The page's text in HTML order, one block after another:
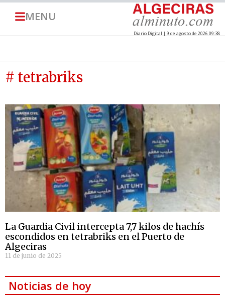
MENU
Diario Digital | 9 de agosto de 2026 09:38
# tetrabriks
La Guardia Civil intercepta 7,7 kilos de hachís
escondidos en tetrabriks en el Puerto de
Algeciras
11 de junio de 2025
Noticias de hoy